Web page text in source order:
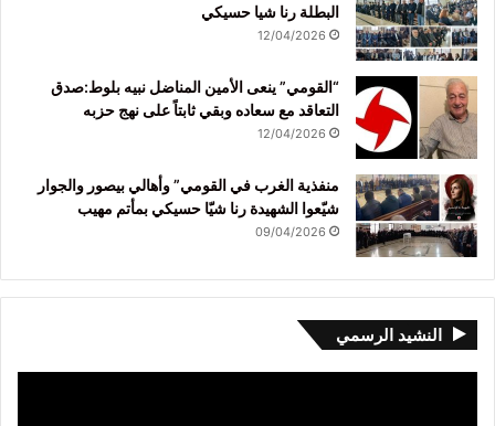
البطلة رنا شيا حسيكي
12/04/2026
“القومي” ينعى الأمين المناضل نبيه بلوط:صدق
التعاقد مع سعاده وبقي ثابتاً على نهج حزبه
12/04/2026
منفذية الغرب في القومي” وأهالي بيصور والجوار
شيّعوا الشهيدة رنا شيّا حسيكي بمأتم مهيب
09/04/2026
النشيد الرسمي